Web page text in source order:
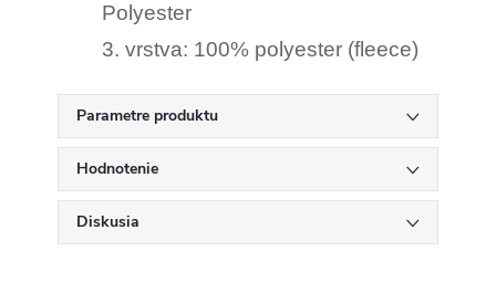
Polyester
3. vrstva: 100% polyester (fleece)
Parametre produktu
Hodnotenie
Diskusia